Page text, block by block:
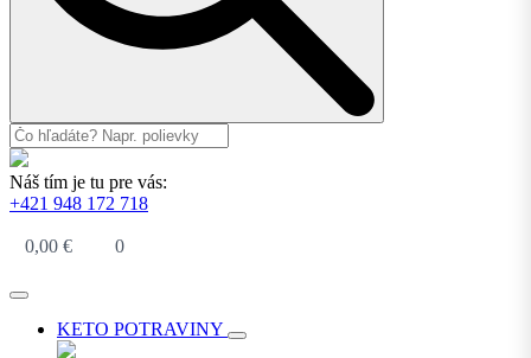
Náš tím je tu pre vás:
+421 948 172 718
0,00 € 0
KETO POTRAVINY